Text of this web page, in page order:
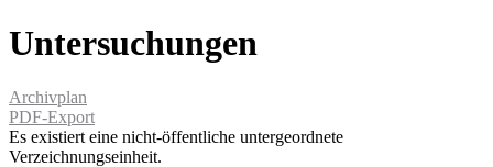
Untersuchungen
Archivplan
PDF-Export
Es existiert eine nicht-öffentliche untergeordnete
Verzeichnungseinheit.